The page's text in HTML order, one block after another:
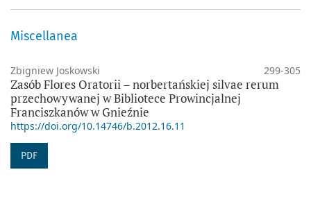
Miscellanea
Zbigniew Joskowski 299-305
Zasób Flores Oratorii – norbertańskiej silvae rerum
przechowywanej w Bibliotece Prowincjalnej
Franciszkanów w Gnieźnie
https://doi.org/10.14746/b.2012.16.11
PDF